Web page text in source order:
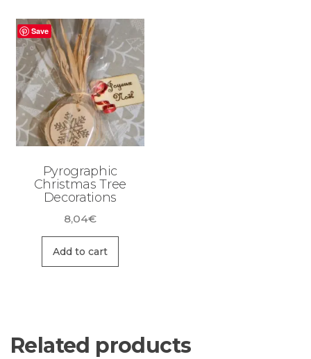
Save
Pyrographic
Christmas Tree
Decorations
8,04€
Add to cart
Related products